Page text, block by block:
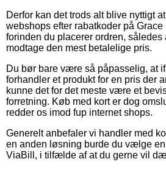
Derfor kan det trods alt blive nyttigt
webshops efter rabatkoder på
forinden du placerer ordren, således
modtage den mest betalelige pris.
Du bør bare være så påpasselig, at
forhandler et produkt for en pris der
kunne det for det meste være et
forretning. Køb med kort er dog
redder os imod fup internet shops.
Generelt anbefaler vi handler med
en anden løsning burde du vælge
ViaBill, i tilfælde af at du gerne vil